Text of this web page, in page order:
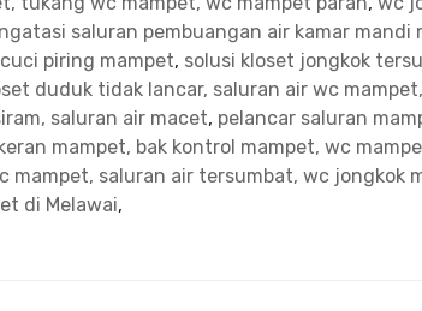
saluran pembuangan air kamar mandi
piring mampet, solusi kloset jongkok
duduk tidak lancar, saluran air wc
saluran air macet, pelancar saluran
mampet, bak kontrol mampet, wc
mampet, saluran air tersumbat, wc jongkok
di Melawai,